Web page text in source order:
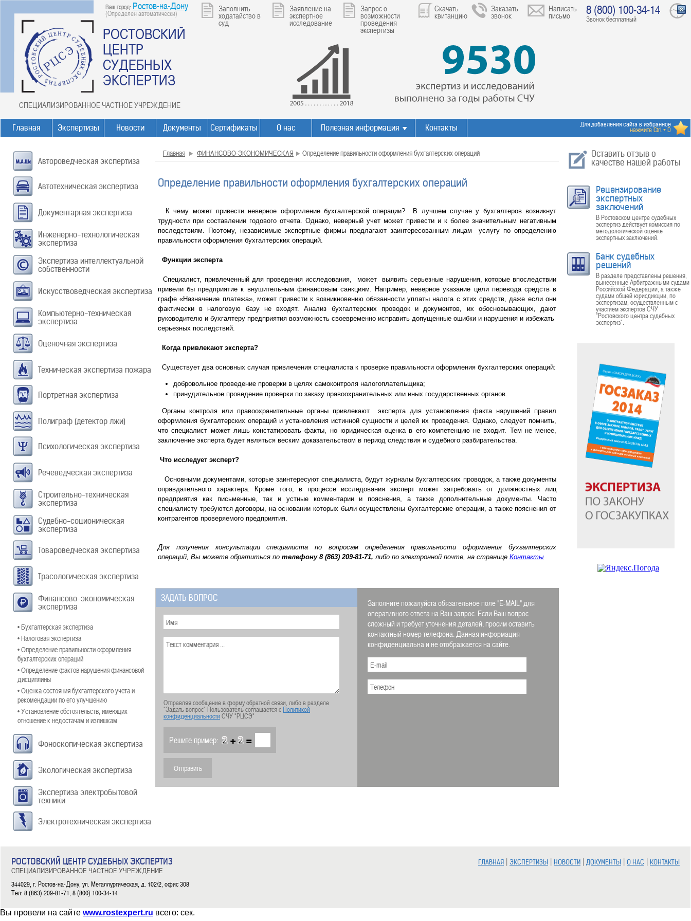
Ваш город: Ростов-на-Дону
(Определен автоматически)
РОСТОВСКИЙ
ЦЕНТР
СУДЕБНЫХ
ЭКСПЕРТИЗ
СПЕЦИАЛИЗИРОВАННОЕ ЧАСТНОЕ УЧРЕЖДЕНИЕ
Заполнить
ходатайство в
суд
Заявление на
экспертное
исследование
Запрос о
возможности
проведения
экспертизы
Скачать
квитанцию
Заказать
звонок
Написать
письмо 8 (800) 100-34-14
Звонок бесплатный
Главная Экспертизы Новости Документы Сертификаты О нас Полезная информация Контакты Для добавления сайта в избранное
нажмите Ctrl + D
Автороведческая экспертиза
Автотехническая экспертиза
Документарная экспертиза
Инженерно-технологическая
экспертиза
Экспертиза интеллектуальной
собственности
Искусствоведческая экспертиза
Компьютерно-техническая
экспертиза
Оценочная экспертиза
Техническая экспертиза пожара
Портретная экспертиза
Полиграф (детектор лжи)
Психологическая экспертиза
Речеведческая экспертиза
Строительно-техническая
экспертиза
Судебно-соционическая
экспертиза
Товароведческая экспертиза
Трасологическая экспертиза
Финансово-экономическая
экспертиза
• Бухгалтерская экспертиза
• Налоговая экспертиза
• Определение правильности оформления
бухгалтерских операций
• Определение фактов нарушения финансовой
дисциплины
• Оценка состояния бухгалтерского учета и
рекомендации по его улучшению
• Установление обстоятельств, имеющих
отношение к недостачам и излишкам
Фоноскопическая экспертиза
Экологическая экспертиза
Экспертиза электробытовой
техники
Электротехническая экспертиза
Главная ФИНАНСОВО-ЭКОНОМИЧЕСКАЯ Определение правильности оформления бухгалтерских операций
Определение правильности оформления бухгалтерских операций
К чему может привести неверное оформление бухгалтерской операции? В лучшем случае у бухгалтеров возникнут
трудности при составлении годового отчета. Однако, неверный учет может привести и к более значительным негативным
последствиям. Поэтому, независимые экспертные фирмы предлагают заинтересованным лицам услугу по определению
правильности оформления бухгалтерских операций.
Функции эксперта
Специалист, привлеченный для проведения исследования, может выявить серьезные нарушения, которые впоследствии
привели бы предприятие к внушительным финансовым санкциям. Например, неверное указание цели перевода средств в
графе «Назначение платежа», может привести к возникновению обязанности уплаты налога с этих средств, даже если они
фактически в налоговую базу не входят. Анализ бухгалтерских проводок и документов, их обосновывающих, дают
руководителю и бухгалтеру предприятия возможность своевременно исправить допущенные ошибки и нарушения и избежать
серьезных последствий.
Когда привлекают эксперта?
Существует два основных случая привлечения специалиста к проверке правильности оформления бухгалтерских операций:
добровольное проведение проверки в целях самоконтроля налогоплательщика;
принудительное проведение проверки по заказу правоохранительных или иных государственных органов.
Органы контроля или правоохранительные органы привлекают эксперта для установления факта нарушений правил
оформления бухгалтерских операций и установления истинной сущности и целей их проведения. Однако, следует помнить,
что специалист может лишь констатировать факты, но юридическая оценка в его компетенцию не входит. Тем не менее,
заключение эксперта будет являться веским доказательством в период следствия и судебного разбирательства.
Что исследует эксперт?
Основными документами, которые заинтересуют специалиста, будут журналы бухгалтерских проводок, а также документы
оправдательного характера. Кроме того, в процессе исследования эксперт может затребовать от должностных лиц
предприятия как письменные, так и устные комментарии и пояснения, а также дополнительные документы. Часто
специалисту требуются договоры, на основании которых были осуществлены бухгалтерские операции, а также пояснения от
контрагентов проверяемого предприятия.
Для получения консультации специалиста по вопросам определения правильности оформления бухгалтерских
операций, Вы можете обратиться по телефону 8 (863) 209-81-71, либо по электронной почте, на странице Контакты
ЗАДАТЬ ВОПРОС
Отправляя сообщение в форму обратной связи, либо в разделе
"Задать вопрос" Пользователь соглашается сПолитикой
конфиденциальностиСЧУ "РЦСЭ"
Решите пример: + =
Заполните пожалуйста обязательное поле "E-MAIL" для
оперативного ответа на Ваш запрос. Если Ваш вопрос
сложный и требует уточнения деталей, просим оставить
контактный номер телефона. Данная информация
конфиденциальна и не отображается на сайте.
Оставить отзыв о
качестве нашей работы
Рецензирование
экспертных
заключений
В Ростовском центре судебных
экспертиз действует комиссия по
методологической оценке
экспертных заключений.
Банк судебных
решений
В разделе представлены решения,
вынесенные Арбитражными судами
Российской Федерации, а также
судами общей юрисдикции, по
экспертизам, осуществленным с
участием экспертов СЧУ
"Ростовского центра судебных
экспертиз".
РОСТОВСКИЙ ЦЕНТР СУДЕБНЫХ ЭКСПЕРТИЗ
СПЕЦИАЛИЗИРОВАННОЕ ЧАСТНОЕ УЧРЕЖДЕНИЕ
344029, г. Ростов-на-Дону, ул. Металлургическая, д. 102/2, офис 308
Тел: 8 (863) 209-81-71, 8 (800) 100-34-14
ГЛАВНАЯ | ЭКСПЕРТИЗЫ | НОВОСТИ | ДОКУМЕНТЫ | О НАС | КОНТАКТЫ
Вы провели на сайте www.rostexpert.ru всего: сек.